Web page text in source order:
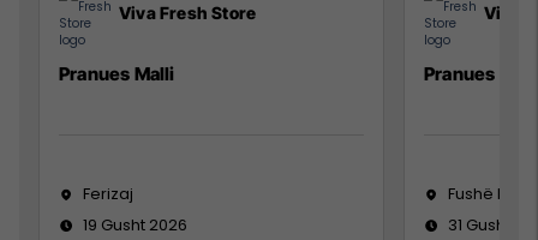
Viva Fresh Store
Pranues Malli
Ferizaj
19 Gusht 2026
Viva
Pranues
Fushë
31 Gusht